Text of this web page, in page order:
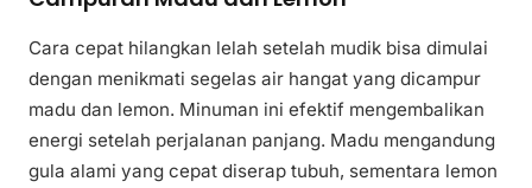
Cara cepat hilangkan lelah setelah mudik bisa dimulai
dengan menikmati segelas air hangat yang dicampur
madu dan lemon. Minuman ini efektif mengembalikan
energi setelah perjalanan panjang. Madu mengandung
gula alami yang cepat diserap tubuh, sementara lemon